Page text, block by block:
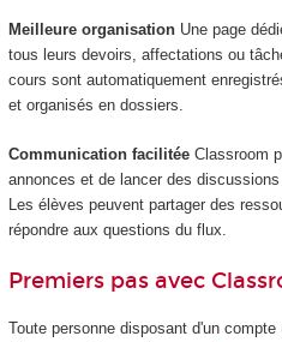
Meilleure organisation Une page
tous leurs devoirs, affectations ou
cours sont automatiquement
et organisés en dossiers.
Communication facilitée Classroom
annonces et de lancer des
Les élèves peuvent partager des
répondre aux questions du flux.
Premiers pas avec
Toute personne disposant d'un